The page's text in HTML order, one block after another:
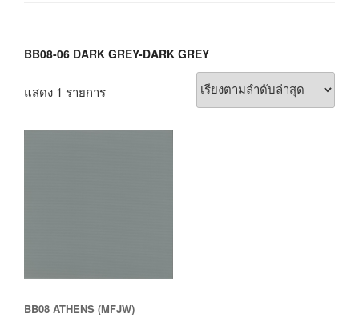
BB08-06 DARK GREY-DARK GREY
แสดง 1 รายการ
BB08 ATHENS (MFJW)